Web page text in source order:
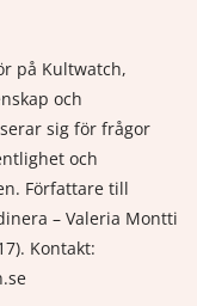
på Kultwatch,
och
sig för frågor
och
Författare till
– Valeria Montti
Kontakt: